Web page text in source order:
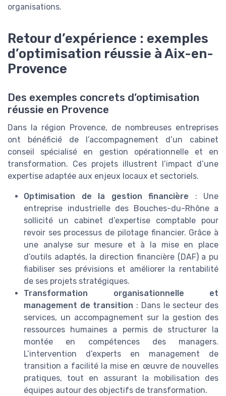
organisations.
Retour d’expérience : exemples
d’optimisation réussie à Aix-en-
Provence
Des exemples concrets d’optimisation
réussie en Provence
Dans la région Provence, de nombreuses entreprises
ont bénéficié de l’accompagnement d’un cabinet
conseil spécialisé en gestion opérationnelle et en
transformation. Ces projets illustrent l’impact d’une
expertise adaptée aux enjeux locaux et sectoriels.
Optimisation de la gestion financière : Une
entreprise industrielle des Bouches-du-Rhône a
sollicité un cabinet d’expertise comptable pour
revoir ses processus de pilotage financier. Grâce à
une analyse sur mesure et à la mise en place
d’outils adaptés, la direction financière (DAF) a pu
fiabiliser ses prévisions et améliorer la rentabilité
de ses projets stratégiques.
Transformation organisationnelle et
management de transition : Dans le secteur des
services, un accompagnement sur la gestion des
ressources humaines a permis de structurer la
montée en compétences des managers.
L’intervention d’experts en management de
transition a facilité la mise en œuvre de nouvelles
pratiques, tout en assurant la mobilisation des
équipes autour des objectifs de transformation.